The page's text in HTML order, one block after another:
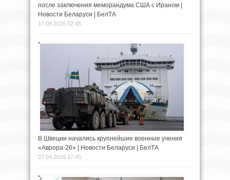
после заключения меморандума США с Ираном |
Новости Беларуси | БелТА
17.06.2026 02:45
В Швеции начались крупнейшие военные учения
«Аврора-26» | Новости Беларуси | БелТА
27.04.2026 17:45